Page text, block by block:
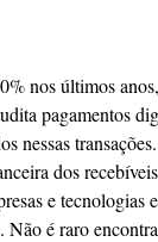
nos últimos
pagamentos
nessas
dos
e tecnologias
Não é raro